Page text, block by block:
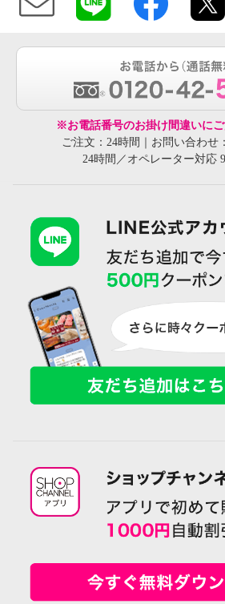
※お電話番号のお掛け間違いにご
ご注文：24時間｜お問い合わせ
24時間／オペレーター対応